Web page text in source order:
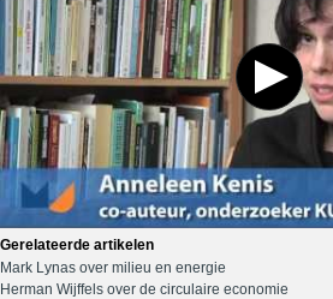
Gerelateerde artikelen
Mark Lynas over milieu en energie
Herman Wijffels over de circulaire economie